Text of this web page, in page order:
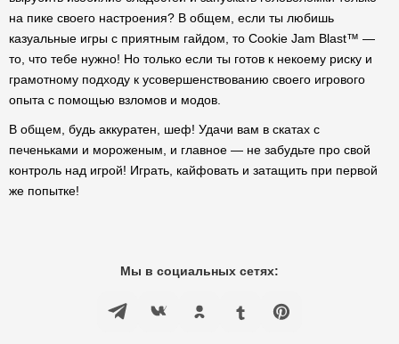
на пике своего настроения? В общем, если ты любишь
казуальные игры с приятным гайдом, то Cookie Jam Blast™ —
то, что тебе нужно! Но только если ты готов к некоему риску и
грамотному подходу к усовершенствованию своего игрового
опыта с помощью взломов и модов.
В общем, будь аккуратен, шеф! Удачи вам в скатах с
печеньками и мороженым, и главное — не забудьте про свой
контроль над игрой! Играть, кайфовать и затащить при первой
же попытке!
Мы в социальных сетях: